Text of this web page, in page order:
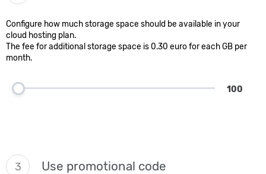
Configure how much storage space should be available in your
cloud hosting plan.
The fee for additional storage space is 0.30 euro for each GB per
month.
100
3 Use promotional code